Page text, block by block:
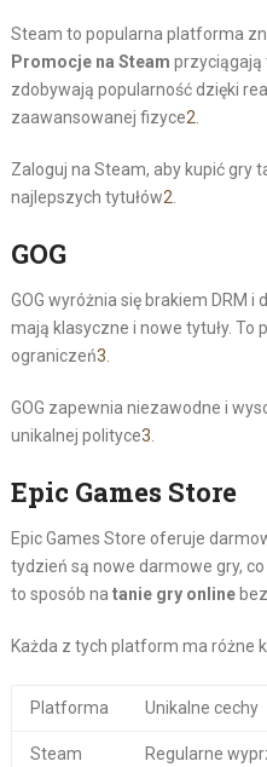
Steam to popularna platforma
Promocje na Steam przyciągają
zdobywają popularność dzięki
zaawansowanej fizyce2.
Zaloguj na Steam, aby kupić gry
najlepszych tytułów2.
GOG
GOG wyróżnia się brakiem DRM i
mają klasyczne i nowe tytuły. To
ograniczeń3.
GOG zapewnia niezawodne i
unikalnej polityce3.
Epic Games Store
Epic Games Store oferuje
tydzień są nowe darmowe gry,
to sposób na tanie gry online
Każda z tych platform ma różne
Platforma Unikalne cechy
Steam
Regularne